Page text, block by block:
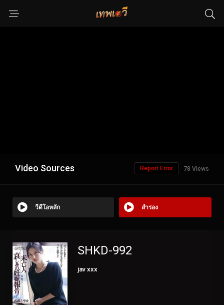
Video Sources 78 Views
Report Error
วีดีโอหลัก สำรอง
SHKD-992
jav xxx